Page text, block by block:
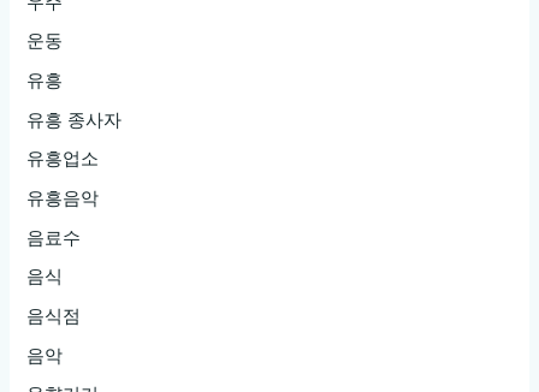
운동
유흥
유흥 종사자
유흥업소
유흥음악
음료수
음식
음식점
음악